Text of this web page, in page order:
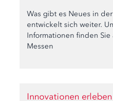
Was gibt es Neues in
entwickelt sich weiter.
Informationen finden Sie
Messen
Innovationen erleben